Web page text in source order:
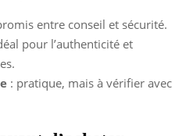
entre conseil et sécurité.
pour l’authenticité et
: pratique, mais à vérifier avec